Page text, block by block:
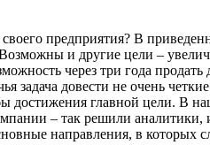
предприятия? В
и другие цели –
через три года
задача довести не очень
достижения главной цели. В
– так решили аналитики,
направления, в которых